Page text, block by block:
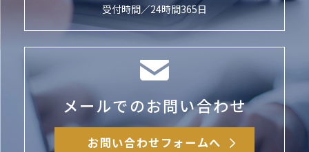
受付時間／24時間365日
メールでのお問い合わせ
お問い合わせフォームへ